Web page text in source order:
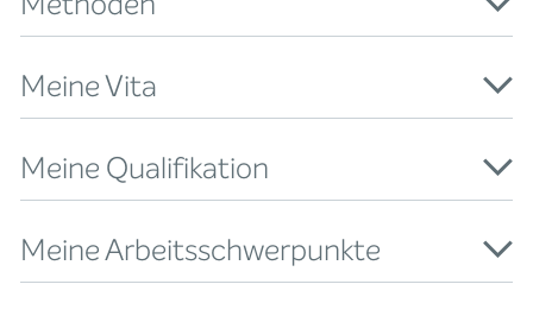
Meine Vita
Meine Qualifikation
Meine Arbeitsschwerpunkte